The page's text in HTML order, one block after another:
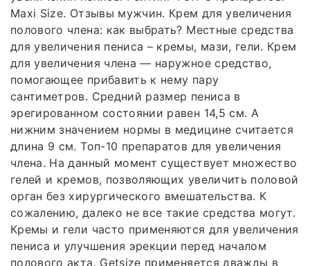
Maxi Size. Отзывы мужчин. Крем для увеличения
полового члена: как выбрать? Местные средства
для увеличения пениса – кремы, мази, гели. Крем
для увеличения члена — наружное средство,
помогающее прибавить к нему пару
сантиметров. Средний размер пениса в
эрегированном состоянии равен 14,5 см. А
нижним значением нормы в медицине считается
длина 9 см. Топ-10 препаратов для увеличения
члена. На данный момент существует множество
гелей и кремов, позволяющих увеличить половой
орган без хирургического вмешательства. К
сожалению, далеко не все такие средства могут.
Кремы и гели часто применяются для увеличения
пениса и улучшения эрекции перед началом
полового акта. Getsize применяется дважды в